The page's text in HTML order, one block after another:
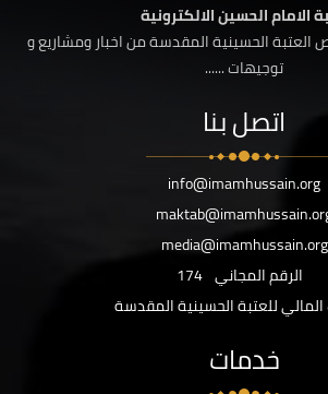
الامام الحسين الالكترونية
العتبة الحسينية المقدسة من اخبار ومشاريع و
توجيهات ......
اتصل بنا
info@imamhussain.org
media@imamhussain.org
الرقم المجاني 174
للعتبة الحسينية المقدسة
خدمات